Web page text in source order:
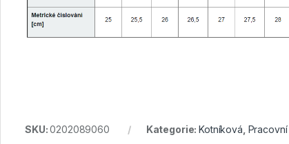
SKU:0202089060 Kategorie:Kotníková